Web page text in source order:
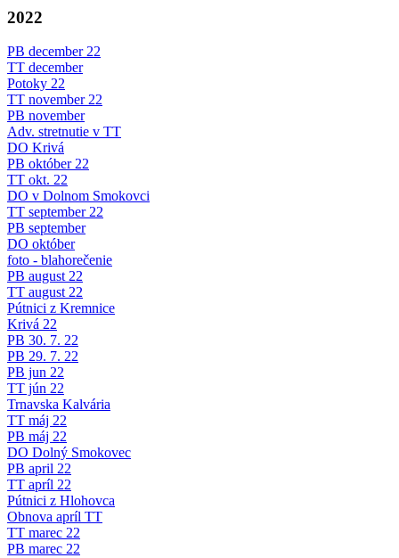
2022
PB december 22
TT december
Potoky 22
TT november 22
PB november
Adv. stretnutie v TT
DO Krivá
PB október 22
TT okt. 22
DO v Dolnom Smokovci
TT september 22
PB september
DO október
foto - blahorečenie
PB august 22
TT august 22
Pútnici z Kremnice
Krivá 22
PB 30. 7. 22
PB 29. 7. 22
PB jun 22
TT jún 22
Trnavska Kalvária
TT máj 22
PB máj 22
DO Dolný Smokovec
PB april 22
TT apríl 22
Pútnici z Hlohovca
Obnova apríl TT
TT marec 22
PB marec 22